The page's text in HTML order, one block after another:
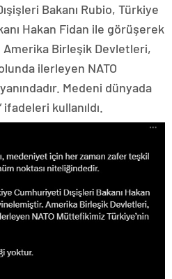
Bakanı Rubio, Türkiye
Hakan Fidan ile görüşerek
Birleşik Devletleri,
ilerleyen NATO
Medeni dünyada
kullanıldı.